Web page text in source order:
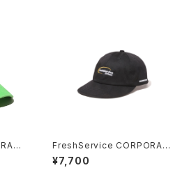
FreshService CORPORATE
UNIFORM CAP “DISPATCH”
¥7,700